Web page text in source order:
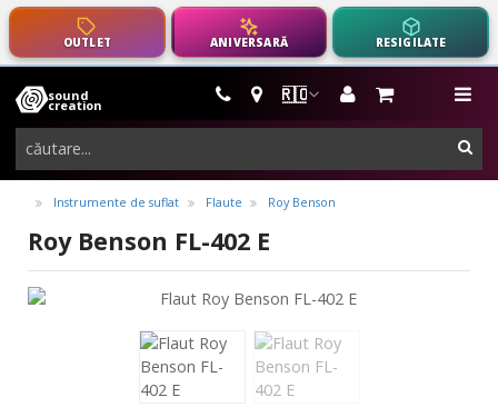
OUTLET ANIVERSARĂ RESIGILATE
🇷🇴
sound
creation
instrumente
muzicale,
echipamente
pro-
audio
Instrumente de suflat Flaute Roy Benson
Roy Benson FL-402 E